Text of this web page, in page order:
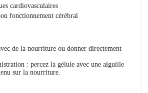
cardiovasculaires
fonctionnement cérébral
de la nourriture ou donner directement
: percez la gélule avec une aiguille
sur la nourriture.